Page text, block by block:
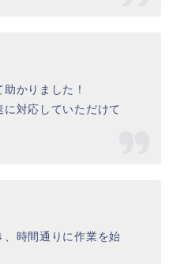
かりました！
対応していただけて
時間通りに作業を始